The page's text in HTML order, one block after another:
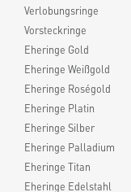
Verlobungsringe
Vorsteckringe
Eheringe Gold
Eheringe Weißgold
Eheringe Roségold
Eheringe Platin
Eheringe Silber
Eheringe Palladium
Eheringe Titan
Eheringe Edelstahl